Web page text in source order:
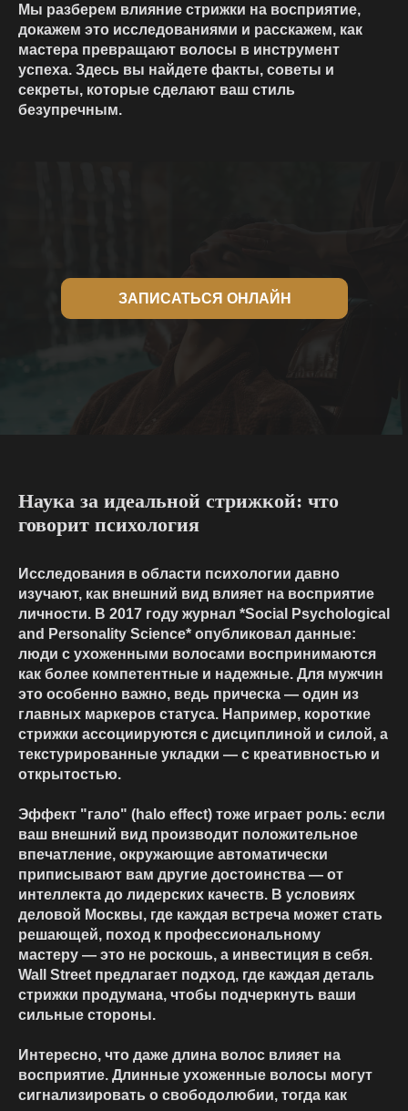
Мы разберем влияние стрижки на восприятие,
докажем это исследованиями и расскажем, как
мастера превращают волосы в инструмент
успеха. Здесь вы найдете факты, советы и
секреты, которые сделают ваш стиль
безупречным.
ЗАПИСАТЬСЯ ОНЛАЙН
Наука за идеальной стрижкой: что
говорит психология
Исследования в области психологии давно
изучают, как внешний вид влияет на восприятие
личности. В 2017 году журнал *Social Psychological
and Personality Science* опубликовал данные:
люди с ухоженными волосами воспринимаются
как более компетентные и надежные. Для мужчин
это особенно важно, ведь прическа — один из
главных маркеров статуса. Например, короткие
стрижки ассоциируются с дисциплиной и силой, а
текстурированные укладки — с креативностью и
открытостью.
Эффект "гало" (halo effect) тоже играет роль: если
ваш внешний вид производит положительное
впечатление, окружающие автоматически
приписывают вам другие достоинства — от
интеллекта до лидерских качеств. В условиях
деловой Москвы, где каждая встреча может стать
решающей, поход к профессиональному
мастеру — это не роскошь, а инвестиция в себя.
Wall Street предлагает подход, где каждая деталь
стрижки продумана, чтобы подчеркнуть ваши
сильные стороны.
Интересно, что даже длина волос влияет на
восприятие. Длинные ухоженные волосы могут
сигнализировать о свободолюбии, тогда как